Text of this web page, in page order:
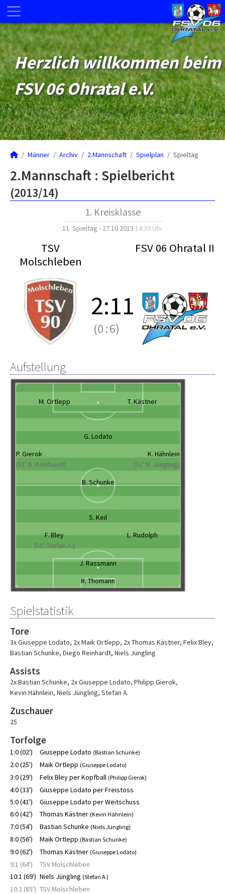
Herzlich willkommen beim
FSV 06 Ohratal e.V.
Männer Archiv 2.Mannschaft Spielplan Spieltag
2.Mannschaft : Spielbericht
(2013/14)
1. Kreisklasse
11. Spieltag - 27.10.2013 14:30 Uhr
TSV
Molschleben
FSV 06 Ohratal II
2:11
(0:6)
Aufstellung
M. Ortlepp T. Kästner
G. Lodato
P. Gierok
(51' D. Reinhardt)
K. Hähnlein
(51' N. Jüngling)
B. Schunke
S. Keil
F. Bley
(56' Stefan A.)
L. Rudolph
J. Rassmann
R. Thomann
Spielstatistik
Tore
3x Giuseppe Lodato, 2x Maik Ortlepp, 2x Thomas Kästner, Felix Bley,
Bastian Schunke, Diego Reinhardt, Niels Jüngling
Assists
2x Bastian Schunke, 2x Giuseppe Lodato, Philipp Gierok,
Kevin Hähnlein, Niels Jüngling, Stefan A.
Zuschauer
25
Torfolge
1:0 (02') Giuseppe Lodato (Bastian Schunke)
2:0 (25') Maik Ortlepp (Giuseppe Lodato)
3:0 (29') Felix Bley per Kopfball (Philipp Gierok)
4:0 (33')
Giuseppe Lodato per Freistoss
5:0 (41')
Giuseppe Lodato per Weitschuss
6:0 (42')
Thomas Kästner (Kevin Hähnlein)
7:0 (54') Bastian Schunke (Niels Jüngling)
8:0 (56') Maik Ortlepp (Bastian Schunke)
9:0 (62') Thomas Kästner (Giuseppe Lodato)
9:1 (64')
TSV Molschleben
10:1 (69') Niels Jüngling (Stefan A.)
10:2 (85') TSV Molschleben